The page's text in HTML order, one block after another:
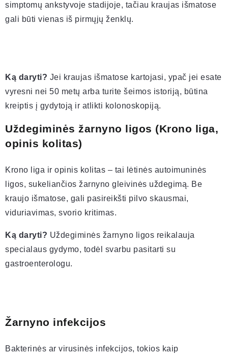
simptomų ankstyvoje stadijoje, tačiau kraujas išmatose
gali būti vienas iš pirmųjų ženklų.
Ką daryti? Jei kraujas išmatose kartojasi, ypač jei esate
vyresni nei 50 metų arba turite šeimos istoriją, būtina
kreiptis į gydytoją ir atlikti kolonoskopiją.
Uždegiminės žarnyno ligos (Krono liga,
opinis kolitas)
Krono liga ir opinis kolitas – tai lėtinės autoimuninės
ligos, sukeliančios žarnyno gleivinės uždegimą. Be
kraujo išmatose, gali pasireikšti pilvo skausmai,
viduriavimas, svorio kritimas.
Ką daryti? Uždegiminės žarnyno ligos reikalauja
specialaus gydymo, todėl svarbu pasitarti su
gastroenterologu.
Žarnyno infekcijos
Bakterinės ar virusinės infekcijos, tokios kaip